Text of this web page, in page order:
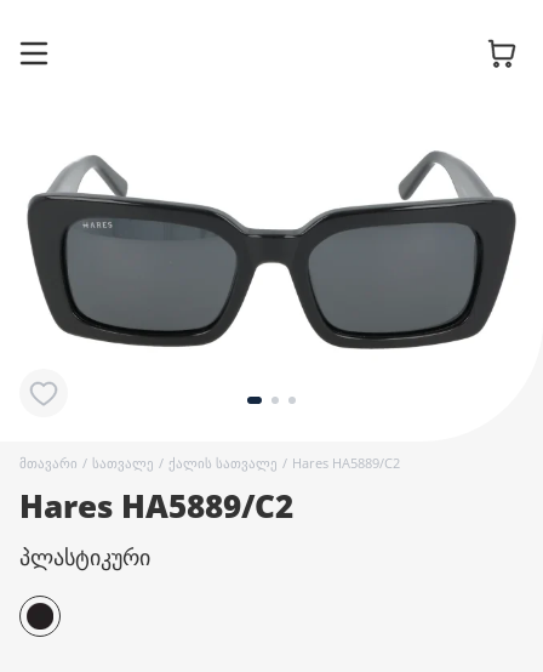
მთავარი / სათვალე / ქალის სათვალე / Hares HA5889/C2
Hares HA5889/C2
პლასტიკური
ჩარჩოები
მზის
სათვალეები
კონტაქტური
აქსესუარები
მთავარი გვერდი